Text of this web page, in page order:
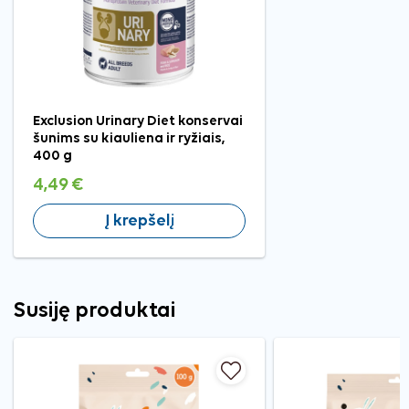
Exclusion Urinary Diet konservai
šunims su kiauliena ir ryžiais,
400 g
4,49 €
Į krepšelį
Susiję produktai